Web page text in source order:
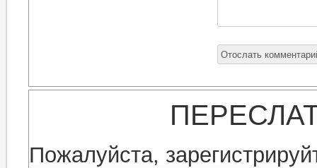
Пожалуйста,